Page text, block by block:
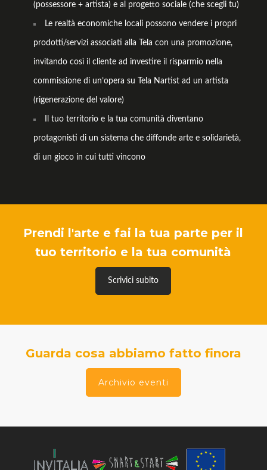
(possessore + artista) e al progetto sociale (che scegli tu)
Le realtà economiche locali possono vendere i propri
prodotti/servizi associati alla Tela con una promozione,
invitando così il cliente ad investire il risparmio nella
commissione di un’opera su Tela Nartist ad un artista
(rigenerazione del valore)
Il tuo territorio e la tua comunità diventano
protagonisti di un sistema che diffonde arte e solidarietà,
di un gioco in cui tutti vincono
Prendi l'arte e fai la tua parte per il
tuo territorio e la tua comunità
Scrivici subito
Guarda cosa abbiamo fatto finora
Archivio eventi